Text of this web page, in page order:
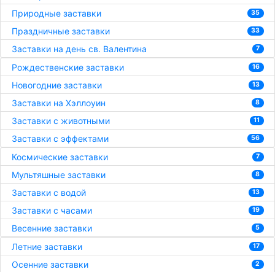
Природные заставки 35
Праздничные заставки 33
Заставки на день св. Валентина 7
Рождественские заставки 16
Новогодние заставки 13
Заставки на Хэллоуин 8
Заставки с животными 11
Заставки с эффектами 56
Космические заставки 7
Мультяшные заставки 8
Заставки с водой 13
Заставки с часами 19
Весенние заставки 5
Летние заставки 17
Осенние заставки 2